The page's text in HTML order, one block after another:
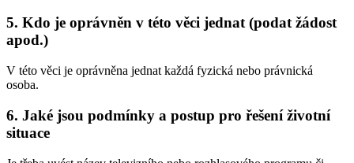
5. Kdo je oprávněn v této věci jednat (podat žádost
apod.)
V této věci je oprávněna jednat každá fyzická nebo právnická
osoba.
6. Jaké jsou podmínky a postup pro řešení životní
situace